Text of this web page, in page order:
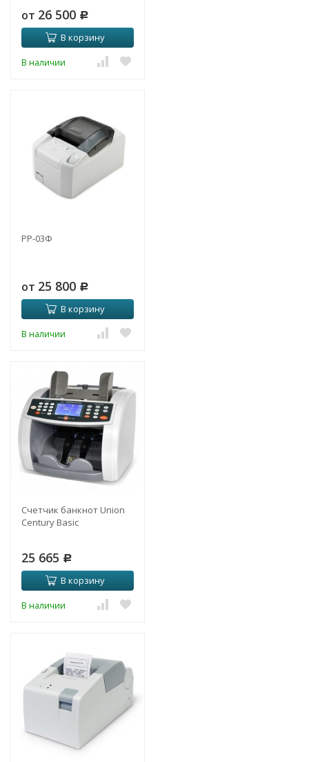
от 26 500 Р
В корзину
В наличии
РР-03Ф
от 25 800 Р
В корзину
В наличии
Счетчик банкнот Union
Century Basic
25 665 Р
В корзину
В наличии